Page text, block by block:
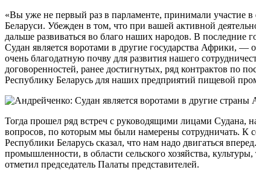
«Вы уже не первый раз в парламенте, принимали участие
Беларуси. Убежден в том, что при вашей активной
дальше развиваться во благо наших народов. В последние
Судан является воротами в другие государства Африки, —
очень благодатную почву для развития нашего
договоренностей, ранее достигнутых, ряд контрактов по
Республику Беларусь для наших предприятий пищевой
Тогда прошел ряд встреч с руководящими лицами Судана,
вопросов, по которым мы были намерены сотрудничать. К
Республики Беларусь сказал, что нам надо двигаться
промышленности, в области сельского хозяйства,
отметил председатель Палаты представителей.